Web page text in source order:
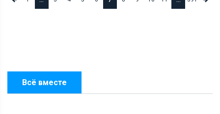
Всё вместе